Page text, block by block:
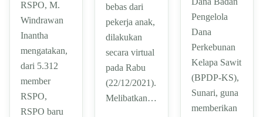
RSPO, M.
Windrawan
Inantha
mengatakan,
dari 5.312
member
RSPO,
RSPO baru
bebas dari
pekerja anak,
dilakukan
secara virtual
pada Rabu
(22/12/2021).
Melibatkan…
Pengelola
Dana
Perkebunan
Kelapa Sawit
(BPDP-KS),
Sunari, guna
memberikan